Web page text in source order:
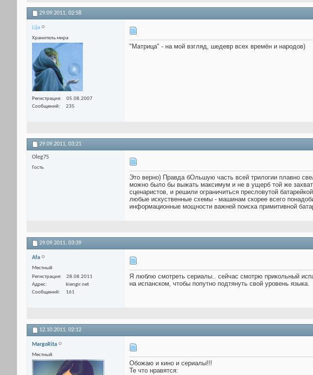
29.09.2011, 02:58
Lija
Хранитель мира
Регистрация
05.08.2007
Сообщений
235
"Матрица" - на мой взгляд, шедевр всех времён и народов)
29.09.2011, 03:21
Oleg75
Гость
Это верно) Правда бОльшую часть всей трилогии плавно
можно было бы выжать максимум и не в ущерб той же
сценаристов, и решили ограничиться пресловутой
любые искуственные схемы - машинам скорее всего
информационные мощности важней поиска примитивной
29.09.2011, 03:39
Afa
Местный
Регистрация
28.08.2011
Адрес
kiengir.net
Сообщений
161
Я люблю смотреть сериалы.. сейчас смотрю прикольный
на испанском, чтобы попутно подтянуть свой уровень языка.
12.10.2011, 02:12
MargoRita
Местный
Обожаю и кино и сериалы!!!
Те что нравятся: